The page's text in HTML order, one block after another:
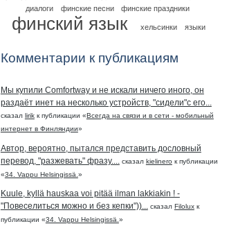
диалоги
финские песни финские праздники
финский язык хельсинки языки
Комментарии к публикациям
Мы купили Comfortway и не искали ничего иного, он
раздаёт инет на несколько устройств, "сидели"с его...
сказал lirikк публикации «Всегда на связи и в сети - мобильный
интернет в Финляндии»
Автор, вероятно, пытался представить дословный
перевод, "разжевать" фразу....
сказал kielinero к публикации
«34. Vappu Helsingissä. »
Kuule, kyllä hauskaa voi pitää ilman lakkiakin ! -
"Повеселиться можно и без кепки"))... сказал Filoluxк
публикации «34. Vappu Helsingissä. »